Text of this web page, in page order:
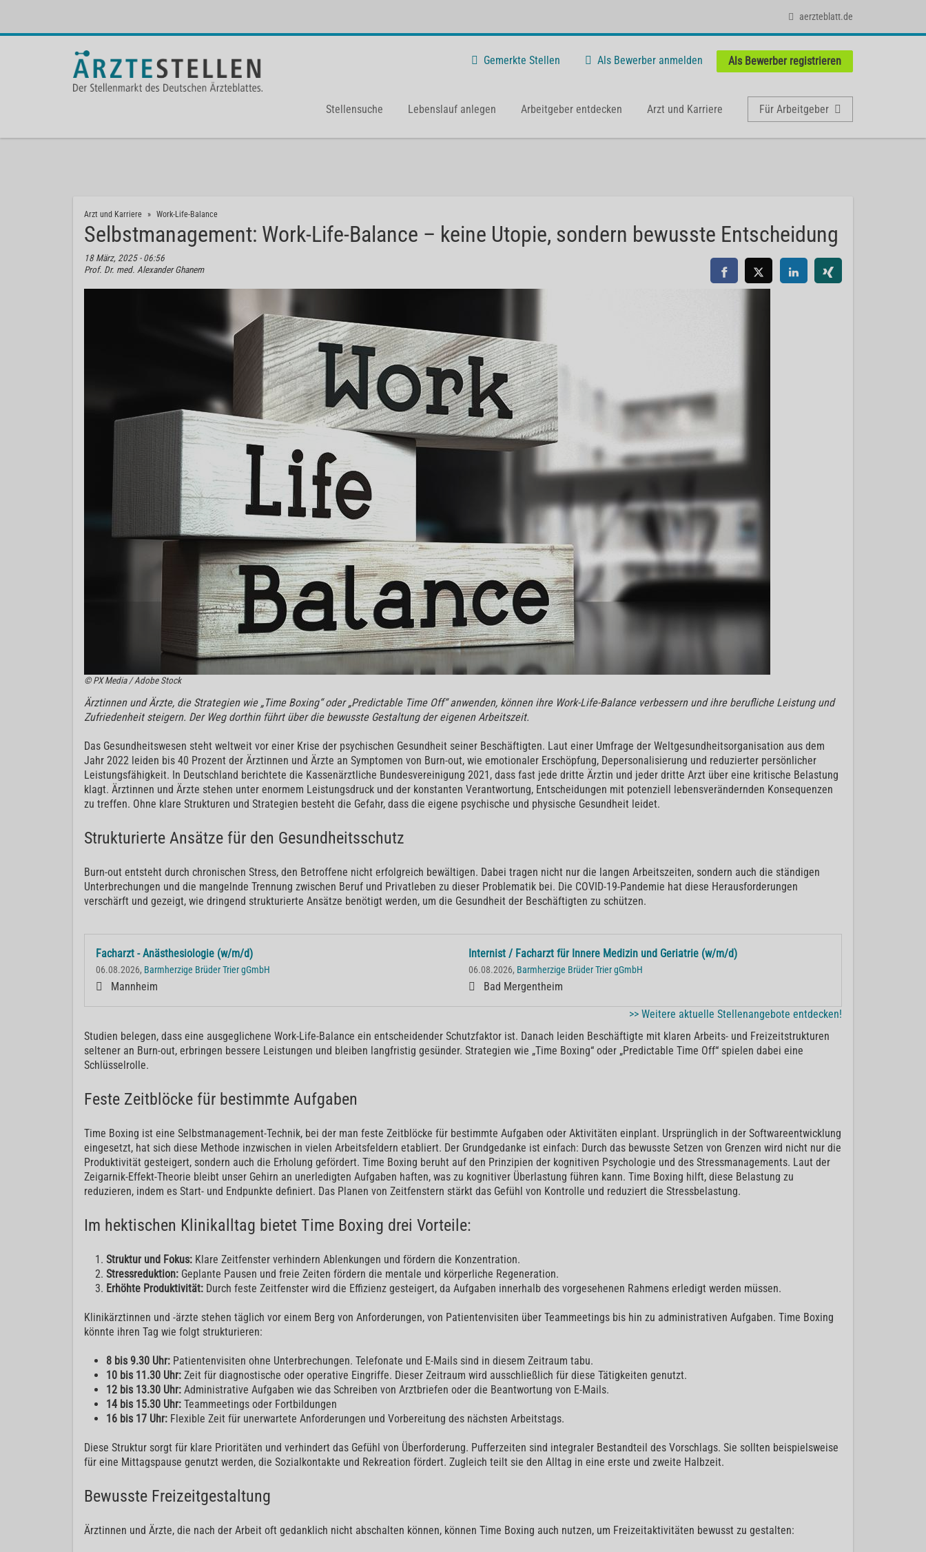
aerzteblatt.de
Gemerkte Stellen Als Bewerber anmelden Als Bewerber registrieren
Stellensuche Lebenslauf anlegen Arbeitgeber entdecken Arzt und Karriere Für Arbeitgeber
Arzt und Karriere Work-Life-Balance
Selbstmanagement: Work-Life-Balance – keine Utopie, sondern bewusste Entscheidung
18 März, 2025 - 06:56
Prof. Dr. med. Alexander Ghanem
© PX Media / Adobe Stock
Ärztinnen und Ärzte, die Strategien wie „Time Boxing“ oder „Predictable Time Off“ anwenden, können ihre Work-Life-Balance verbessern und ihre berufliche Leistung und
Zufriedenheit steigern. Der Weg dorthin führt über die bewusste Gestaltung der eigenen Arbeitszeit.
Das Gesundheitswesen steht weltweit vor einer Krise der psychischen Gesundheit seiner Beschäftigten. Laut einer Umfrage der Weltgesundheitsorganisation aus dem
Jahr 2022 leiden bis 40 Prozent der Ärztinnen und Ärzte an Symptomen von Burn-out, wie emotionaler Erschöpfung, Depersonalisierung und reduzierter persönlicher
Leistungsfähigkeit. In Deutschland berichtete die Kassenärztliche Bundesvereinigung 2021, dass fast jede dritte Ärztin und jeder dritte Arzt über eine kritische Belastung
klagt. Ärztinnen und Ärzte stehen unter enormem Leistungsdruck und der konstanten Verantwortung, Entscheidungen mit potenziell lebensverändernden Konsequenzen
zu treffen. Ohne klare Strukturen und Strategien besteht die Gefahr, dass die eigene psychische und physische Gesundheit leidet.
Strukturierte Ansätze für den Gesundheitsschutz
Burn-out entsteht durch chronischen Stress, den Betroffene nicht erfolgreich bewältigen. Dabei tragen nicht nur die langen Arbeitszeiten, sondern auch die ständigen
Unterbrechungen und die mangelnde Trennung zwischen Beruf und Privatleben zu dieser Problematik bei. Die COVID-19-Pandemie hat diese Herausforderungen
verschärft und gezeigt, wie dringend strukturierte Ansätze benötigt werden, um die Gesundheit der Beschäftigten zu schützen.
Facharzt - Anästhesiologie (w/m/d)
06.08.2026, Barmherzige Brüder Trier gGmbH
Mannheim
Internist / Facharzt für Innere Medizin und Geriatrie (w/m/d)
06.08.2026, Barmherzige Brüder Trier gGmbH
Bad Mergentheim
>> Weitere aktuelle Stellenangebote entdecken!
Studien belegen, dass eine ausgeglichene Work-Life-Balance ein entscheidender Schutzfaktor ist. Danach leiden Beschäftigte mit klaren Arbeits- und Freizeitstrukturen
seltener an Burn-out, erbringen bessere Leistungen und bleiben langfristig gesünder. Strategien wie „Time Boxing“ oder „Predictable Time Off“ spielen dabei eine
Schlüsselrolle.
Feste Zeitblöcke für bestimmte Aufgaben
Time Boxing ist eine Selbstmanagement-Technik, bei der man feste Zeitblöcke für bestimmte Aufgaben oder Aktivitäten einplant. Ursprünglich in der Softwareentwicklung
eingesetzt, hat sich diese Methode inzwischen in vielen Arbeitsfeldern etabliert. Der Grundgedanke ist einfach: Durch das bewusste Setzen von Grenzen wird nicht nur die
Produktivität gesteigert, sondern auch die Erholung gefördert. Time Boxing beruht auf den Prinzipien der kognitiven Psychologie und des Stressmanagements. Laut der
Zeigarnik-Effekt-Theorie bleibt unser Gehirn an unerledigten Aufgaben haften, was zu kognitiver Überlastung führen kann. Time Boxing hilft, diese Belastung zu
reduzieren, indem es Start- und Endpunkte definiert. Das Planen von Zeitfenstern stärkt das Gefühl von Kontrolle und reduziert die Stressbelastung.
Im hektischen Klinikalltag bietet Time Boxing drei Vorteile:
Struktur und Fokus: Klare Zeitfenster verhindern Ablenkungen und fördern die Konzentration.
Stressreduktion: Geplante Pausen und freie Zeiten fördern die mentale und körperliche Regeneration.
Erhöhte Produktivität: Durch feste Zeitfenster wird die Effizienz gesteigert, da Aufgaben innerhalb des vorgesehenen Rahmens erledigt werden müssen.
Klinikärztinnen und -ärzte stehen täglich vor einem Berg von Anforderungen, von Patientenvisiten über Teammeetings bis hin zu administrativen Aufgaben. Time Boxing
könnte ihren Tag wie folgt strukturieren:
8 bis 9.30 Uhr: Patientenvisiten ohne Unterbrechungen. Telefonate und E-Mails sind in diesem Zeitraum tabu.
10 bis 11.30 Uhr: Zeit für diagnostische oder operative Eingriffe. Dieser Zeitraum wird ausschließlich für diese Tätigkeiten genutzt.
12 bis 13.30 Uhr: Administrative Aufgaben wie das Schreiben von Arztbriefen oder die Beantwortung von E-Mails.
14 bis 15.30 Uhr: Teammeetings oder Fortbildungen
16 bis 17 Uhr: Flexible Zeit für unerwartete Anforderungen und Vorbereitung des nächsten Arbeitstags.
Diese Struktur sorgt für klare Prioritäten und verhindert das Gefühl von Überforderung. Pufferzeiten sind integraler Bestandteil des Vorschlags. Sie sollten beispielsweise
für eine Mittagspause genutzt werden, die Sozialkontakte und Rekreation fördert. Zugleich teilt sie den Alltag in eine erste und zweite Halbzeit.
Bewusste Freizeitgestaltung
Ärztinnen und Ärzte, die nach der Arbeit oft gedanklich nicht abschalten können, können Time Boxing auch nutzen, um Freizeitaktivitäten bewusst zu gestalten: